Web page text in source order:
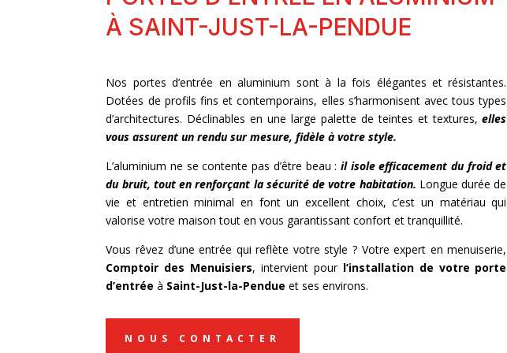
À SAINT-JUST-LA-PENDUE
Nos portes d’entrée en aluminium sont à la fois élégantes et résistantes.
Dotées de profils fins et contemporains, elles s’harmonisent avec tous types
d’architectures. Déclinables en une large palette de teintes et textures,elles
vous assurent un rendu sur mesure, fidèle à votre style.
L’aluminium ne se contente pas d’être beau : il isole efficacement du froid et
du bruit, tout en renforçant la sécurité de votre habitation. Longue durée de
vie et entretien minimal en font un excellent choix, c’est un matériau qui
valorise votre maison tout en vous garantissant confort et tranquillité.
Vous rêvez d’une entrée qui reflète votre style ? Votre expert en menuiserie,
Comptoir des Menuisiers, intervient pour l’installation de votre porte
d’entrée à Saint-Just-la-Pendue et ses environs.
NOUS CONTACTER